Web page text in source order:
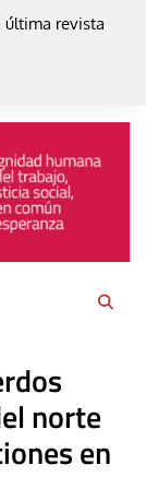
última revista
norte
en